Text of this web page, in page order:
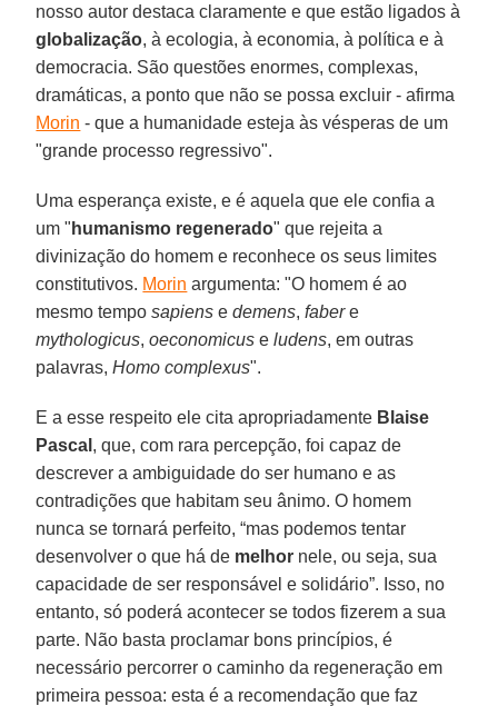
nosso autor destaca claramente e que estão ligados à
globalização, à ecologia, à economia, à política e à
democracia. São questões enormes, complexas,
dramáticas, a ponto que não se possa excluir - afirma
Morin - que a humanidade esteja às vésperas de um
"grande processo regressivo".
Uma esperança existe, e é aquela que ele confia a
um " humanismo regenerado" que rejeita a
divinização do homem e reconhece os seus limites
constitutivos. Morin argumenta: "O homem é ao
mesmo temposapiens edemens,fabere
mythologicus,oeconomicus eludens, em outras
palavras,Homo complexus".
E a esse respeito ele cita apropriadamente Blaise
Pascal , que, com rara percepção, foi capaz de
descrever a ambiguidade do ser humano e as
contradições que habitam seu ânimo. O homem
nunca se tornará perfeito, “mas podemos tentar
desenvolver o que há de melhor nele, ou seja, sua
capacidade de ser responsável e solidário”. Isso, no
entanto, só poderá acontecer se todos fizerem a sua
parte. Não basta proclamar bons princípios, é
necessário percorrer o caminho da regeneração em
primeira pessoa: esta é a recomendação que faz